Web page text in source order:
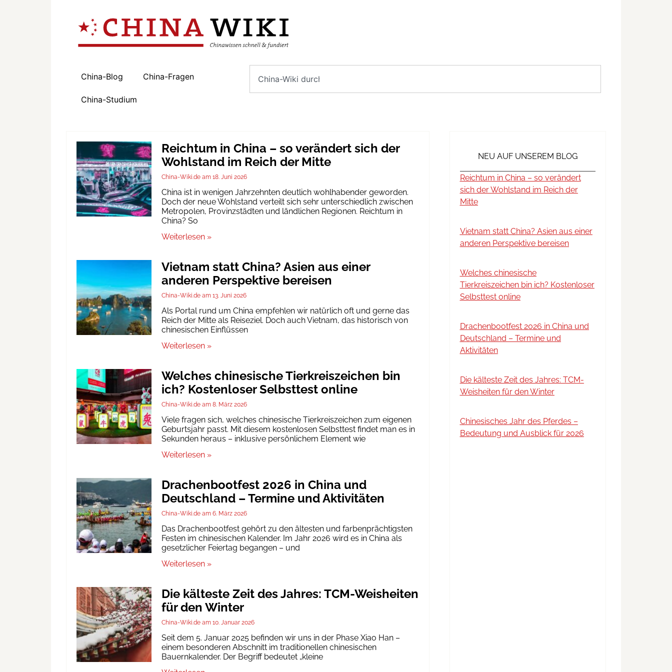
China-Blog China-Fragen
China-Studium
Reichtum in China – so verändert sich der
Wohlstand im Reich der Mitte
China-Wiki.de 18. Juni 2026
China ist in wenigen Jahrzehnten deutlich wohlhabender geworden.
Doch der neue Wohlstand verteilt sich sehr unterschiedlich zwischen
Metropolen, Provinzstädten und ländlichen Regionen. Reichtum in
China? So
Weiterlesen »
Vietnam statt China? Asien aus einer
anderen Perspektive bereisen
China-Wiki.de 13. Juni 2026
Als Portal rund um China empfehlen wir natürlich oft und gerne das
Reich der Mitte als Reiseziel. Doch auch Vietnam, das historisch von
chinesischen Einflüssen
Weiterlesen »
Welches chinesische Tierkreiszeichen bin
ich? Kostenloser Selbsttest online
China-Wiki.de 8. März 2026
Viele fragen sich, welches chinesische Tierkreiszeichen zum eigenen
Geburtsjahr passt. Mit diesem kostenlosen Selbsttest findet man es in
Sekunden heraus – inklusive persönlichem Element wie
Weiterlesen »
Drachenbootfest 2026 in China und
Deutschland – Termine und Aktivitäten
China-Wiki.de 6. März 2026
Das Drachenbootfest gehört zu den ältesten und farbenprächtigsten
Festen im chinesischen Kalender. Im Jahr 2026 wird es in China als
gesetzlicher Feiertag begangen – und
Weiterlesen »
Die kälteste Zeit des Jahres: TCM-Weisheiten
für den Winter
China-Wiki.de 10. Januar 2026
Seit dem 5. Januar 2025 befinden wir uns in der Phase Xiao Han –
einem besonderen Abschnitt im traditionellen chinesischen
Bauernkalender. Der Begriff bedeutet „kleine
NEU AUF UNSEREM BLOG
Reichtum in China – so verändert
sich der Wohlstand im Reich der
Mitte
Vietnam statt China? Asien aus einer
anderen Perspektive bereisen
Welches chinesische
Tierkreiszeichen bin ich? Kostenloser
Selbsttest online
Drachenbootfest 2026 in China und
Deutschland – Termine und
Aktivitäten
Die kälteste Zeit des Jahres: TCM-
Weisheiten für den Winter
Chinesisches Jahr des Pferdes –
Bedeutung und Ausblick für 2026